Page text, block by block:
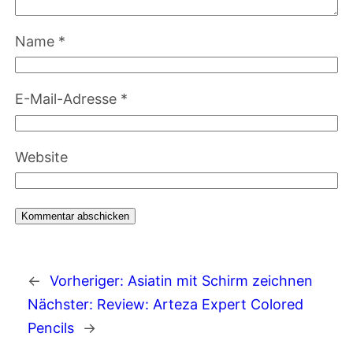
Name *
E-Mail-Adresse *
Website
← Vorheriger: Asiatin mit Schirm zeichnen
Nächster: Review: Arteza Expert Colored
Pencils
→